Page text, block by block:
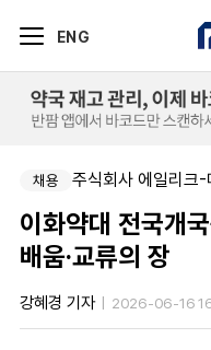
ENG
채용
이화약대 전국개
배움·교류의 장
강혜경 기자 2026-06-16